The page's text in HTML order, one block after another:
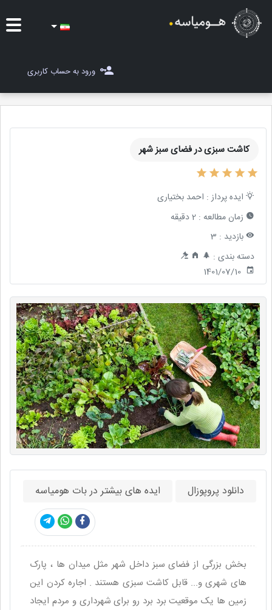
مجله هومیاسه
ورود به حساب کاربری
کاشت سبزی در فضای سبز شهر
ایده پرداز : احمد بختیاری
زمان مطالعه :2 دقیقه
بازدید : 3
دسته بندی :
1401/07/10
دانلود پروپوزال ایده های بیشتر در بات هومیاسه
بخش بزرگی از فضای سبز داخل شهر مثل میدان ها ، پارک
های شهری و... قابل کاشت سبزی هستند . اجاره کردن این
زمین ها یک موقعیت برد برد رو برای شهرداری و مردم ایجاد